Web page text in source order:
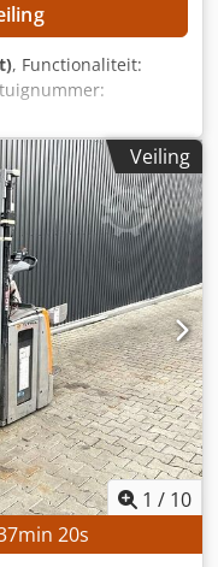
, Functionaliteit:
4.680 mm,
, Geen
verkoop tegen de
Draagvermogen:
2.179 mm
ISO-klasse: ISO-
Gas Bedrijfsuren:
Zijdelingse
Veiling
1 / 10
min 18s